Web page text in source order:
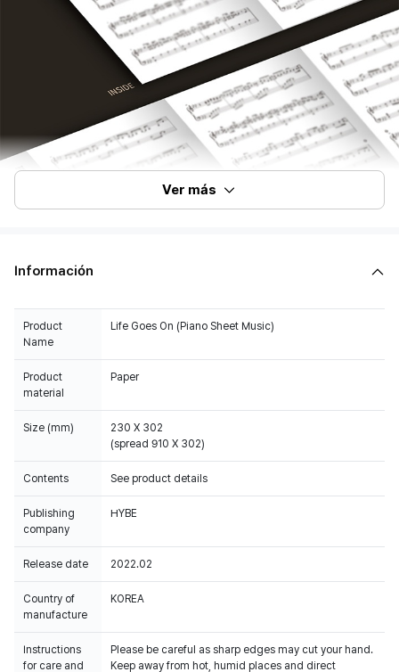
Ver más
Información
Product
Name
Life Goes On (Piano Sheet Music)
Product
material
Paper
Size (mm)
230 X 302
(spread 910 X 302)
Contents See product details
Publishing
company
HYBE
Release date 2022.02
Country of
manufacture
KOREA
Instructions
for care and
Please be careful as sharp edges may cut your hand.
Keep away from hot, humid places and direct